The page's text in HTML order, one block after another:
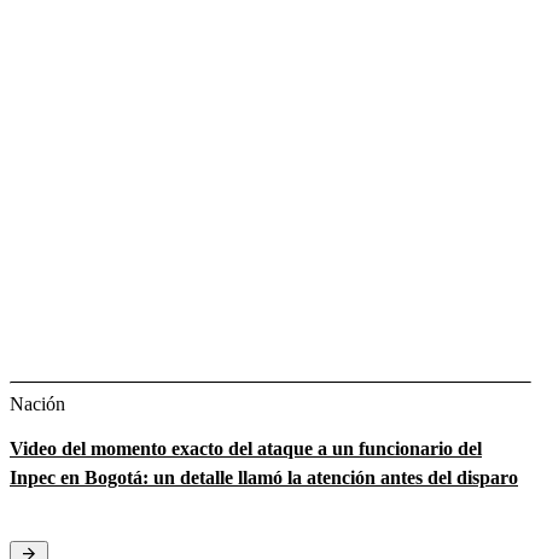
Nación
Video del momento exacto del ataque a un funcionario del
Inpec en Bogotá: un detalle llamó la atención antes del disparo